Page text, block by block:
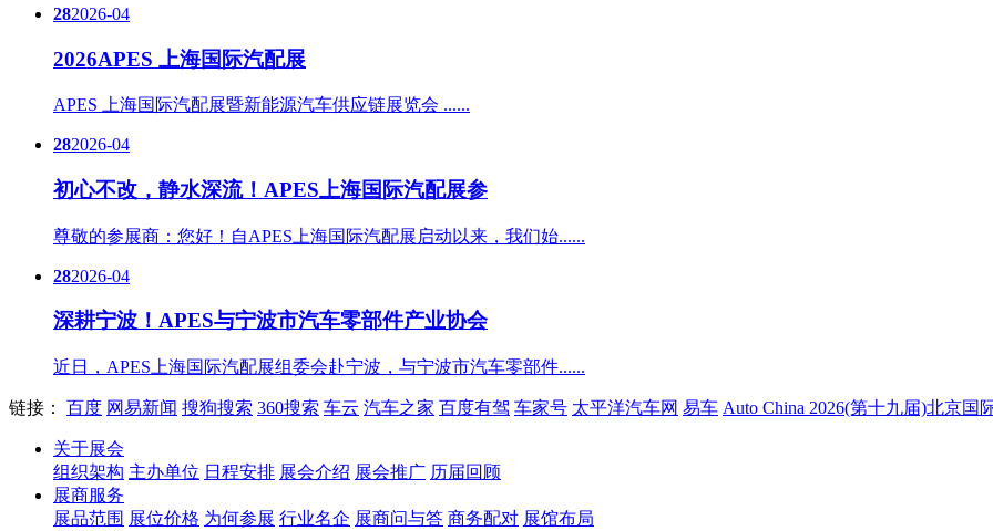
282026-04
2026APES 上海国际汽配展
APES 上海国际汽配展暨新能源汽车供应链展览会 ......
282026-04
初心不改，静水深流！APES上海国际汽配展参
尊敬的参展商：您好！自APES上海国际汽配展启动以来，我们始......
282026-04
深耕宁波！APES与宁波市汽车零部件产业协会
近日，APES上海国际汽配展组委会赴宁波，与宁波市汽车零部件......
链接： 百度 网易新闻 搜狗搜索 360搜索 车云 汽车之家 百度有驾 车家号 太平洋汽车网 易车 Auto China 2026(第十九届)北京国
关于展会
组织架构 主办单位 日程安排 展会介绍 展会推广 历届回顾
展商服务
展品范围 展位价格 为何参展 行业名企 展商问与答 商务配对 展馆布局